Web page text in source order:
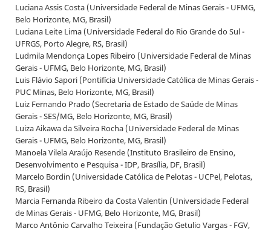
Luciana Assis Costa (Universidade Federal de Minas Gerais - UFMG,
Belo Horizonte, MG, Brasil)
Luciana Leite Lima (Universidade Federal do Rio Grande do Sul -
UFRGS, Porto Alegre, RS, Brasil)
Ludmila Mendonça Lopes Ribeiro (Universidade Federal de Minas
Gerais - UFMG, Belo Horizonte, MG, Brasil)
Luis Flávio Sapori (Pontifícia Universidade Católica de Minas Gerais -
PUC Minas, Belo Horizonte, MG, Brasil)
Luiz Fernando Prado (Secretaria de Estado de Saúde de Minas
Gerais - SES/MG, Belo Horizonte, MG, Brasil)
Luiza Aikawa da Silveira Rocha (Universidade Federal de Minas
Gerais - UFMG, Belo Horizonte, MG, Brasil)
Manoela Vilela Araújo Resende (Instituto Brasileiro de Ensino,
Desenvolvimento e Pesquisa - IDP, Brasília, DF, Brasil)
Marcelo Bordin (Universidade Católica de Pelotas - UCPel, Pelotas,
RS, Brasil)
Marcia Fernanda Ribeiro da Costa Valentin (Universidade Federal
de Minas Gerais - UFMG, Belo Horizonte, MG, Brasil)
Marco Antônio Carvalho Teixeira (Fundação Getulio Vargas - FGV,